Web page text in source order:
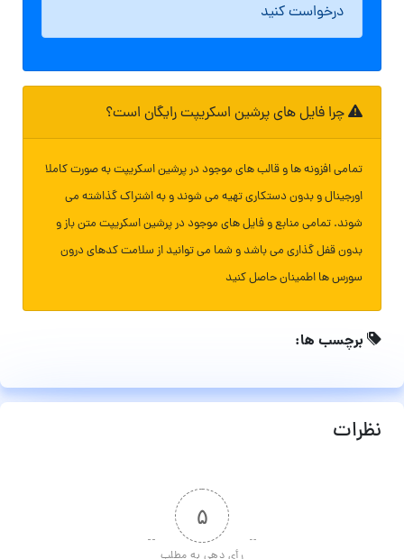
درخواست کنید
چرا فایل های پرشین اسکریپت رایگان است؟
تمامی افزونه ها و قالب های موجود در پرشین اسکریپت به صورت کاملا
اورجینال و بدون دستکاری تهیه می شوند و به اشتراک گذاشته می
شوند. تمامی منابع و فایل های موجود در پرشین اسکریپت متن باز و
بدون قفل گذاری می باشد و شما می توانید از سلامت کدهای درون
سورس ها اطمینان حاصل کنید
برچسب ها:
نظرات
۵